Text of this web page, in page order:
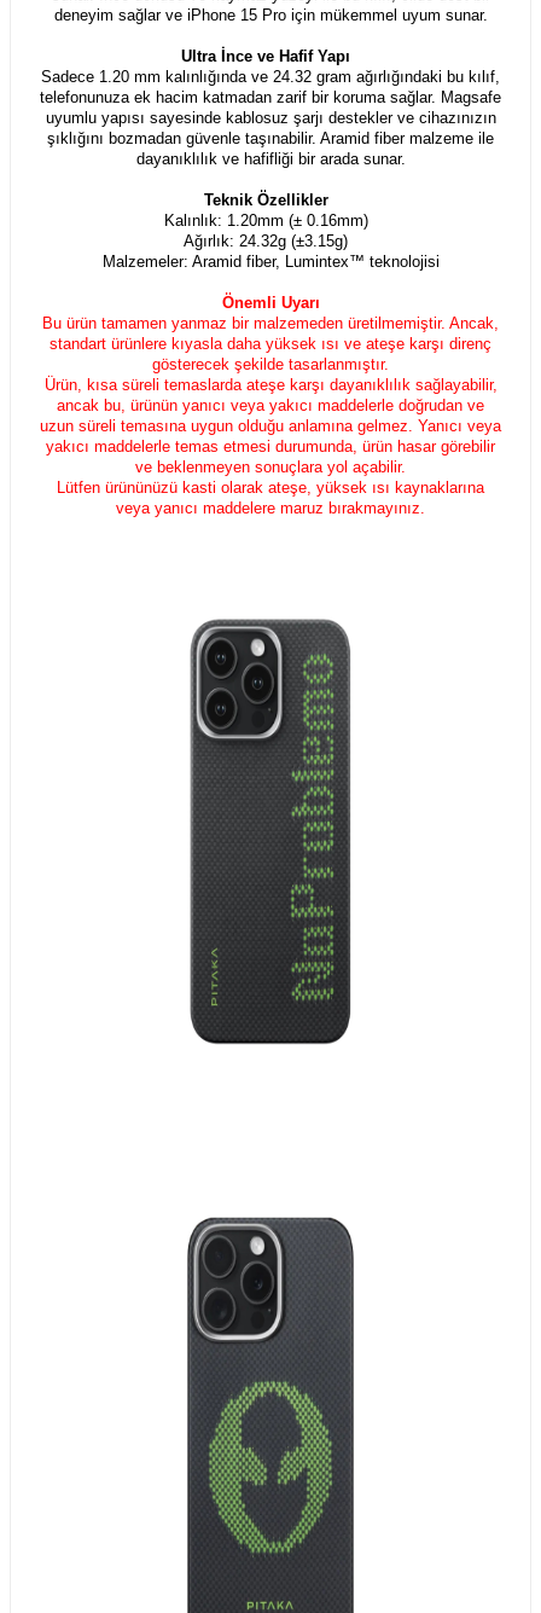
deneyim sağlar ve iPhone 15 Pro için mükemmel uyum sunar.
Ultra İnce ve Hafif Yapı
Sadece 1.20 mm kalınlığında ve 24.32 gram ağırlığındaki bu kılıf,
telefonunuza ek hacim katmadan zarif bir koruma sağlar. Magsafe
uyumlu yapısı sayesinde kablosuz şarjı destekler ve cihazınızın
şıklığını bozmadan güvenle taşınabilir. Aramid fiber malzeme ile
dayanıklılık ve hafifliği bir arada sunar.
Teknik Özellikler
Kalınlık: 1.20mm (± 0.16mm)
Ağırlık: 24.32g (±3.15g)
Malzemeler: Aramid fiber, Lumintex™ teknolojisi
Önemli Uyarı
Bu ürün tamamen yanmaz bir malzemeden üretilmemiştir. Ancak,
standart ürünlere kıyasla daha yüksek ısı ve ateşe karşı direnç
gösterecek şekilde tasarlanmıştır.
Ürün, kısa süreli temaslarda ateşe karşı dayanıklılık sağlayabilir,
ancak bu, ürünün yanıcı veya yakıcı maddelerle doğrudan ve
uzun süreli temasına uygun olduğu anlamına gelmez. Yanıcı veya
yakıcı maddelerle temas etmesi durumunda, ürün hasar görebilir
ve beklenmeyen sonuçlara yol açabilir.
Lütfen ürününüzü kasti olarak ateşe, yüksek ısı kaynaklarına
veya yanıcı maddelere maruz bırakmayınız.